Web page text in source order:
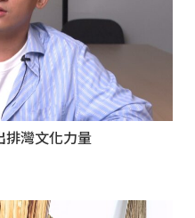
排灣文化力量